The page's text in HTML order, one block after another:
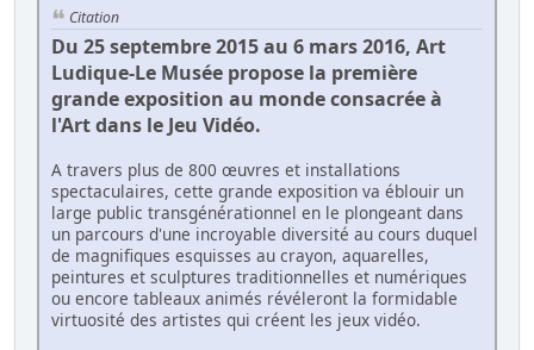
Citation
Du 25 septembre 2015 au 6 mars 2016, Art
Ludique-Le Musée propose la première
grande exposition au monde consacrée à
l'Art dans le Jeu Vidéo.
A travers plus de 800 œuvres et installations
spectaculaires, cette grande exposition va éblouir un
large public transgénérationnel en le plongeant dans
un parcours d'une incroyable diversité au cours duquel
de magnifiques esquisses au crayon, aquarelles,
peintures et sculptures traditionnelles et numériques
ou encore tableaux animés révéleront la formidable
virtuosité des artistes qui créent les jeux vidéo.